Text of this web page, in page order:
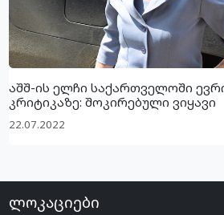
აშშ-ის ელჩი საქართველოში
კრიტიკაზე: შოკირებული ვიყავი
22.07.2022
ლოკაციები